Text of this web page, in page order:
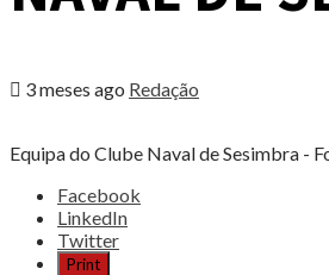
3 meses ago Redação
Equipa do Clube Naval de Sesimbra -
Share
post
"NAVAL
Facebook
LinkedIn
Twitter
Print